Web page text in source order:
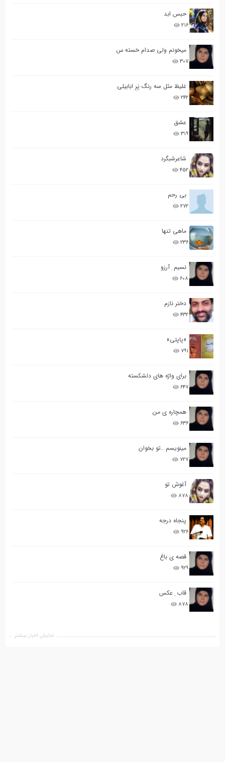
حبس ابد
۲۱۶
میخونم ولی صدام خسته س
۳۰۷
غلیظ مثل سه رنگ پَرِ ابابیلی
۲۴۲
عشق
۳۱۹
شاعرشبگرد
۴۵۲
بی رحم
۲۷۲
ماهی تنها
۲۳۶
نسیم ِ آرزو
۶۰۸
دختر نازم
۴۳۲
«پاپتی»
۷۹۱
برای واژه های دلشکسته
۶۴۷
همچاره ی من
۶۳۶
مینویسم ..تو بخوان
۷۲۷
آغوش تو
۸۷۸
پنجاه درجه
۹۲۶
قصه ی باغ
۹۲۹
قاب ِ عکس
۸۷۸
نمایش اخبار بیشتر